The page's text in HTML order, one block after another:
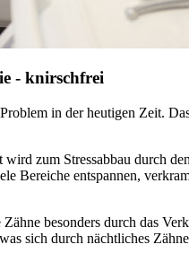
- knirschfrei
in der heutigen Zeit.
wird zum Stressabbau durch
Bereiche entspannen,
besonders durch das
sich durch nächtliches